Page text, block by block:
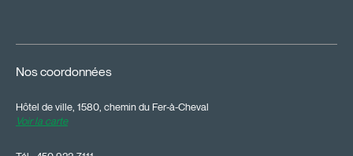
Nos coordonnées
Hôtel de ville, 1580, chemin du Fer-à-Cheval
Voir la carte